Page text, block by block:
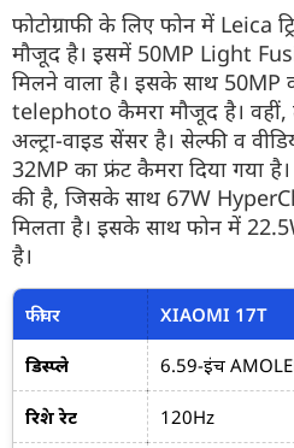
फोटोग्राफी के लिए फोन में Leica
मौजूद है। इसमें 50MP Light
मिलने वाला है। इसके साथ
telephoto कैमरा मौजूद है। वहीं,
अल्ट्रा-वाइड सेंसर है। सेल्फी व
32MP का फ्रंट कैमरा दिया गया
की है, जिसके साथ 67W
मिलता है। इसके साथ फोन में
है।
फीचर XIAOMI 17T
डिस्प्ले 6.59-इंच
रिफ्रेश रेट 120Hz